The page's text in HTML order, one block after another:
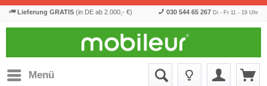
Lieferung GRATIS (in DE ab 2.000,- €) 030 544 65 267 Di - Fr 11 - 19 Uhr
Menü